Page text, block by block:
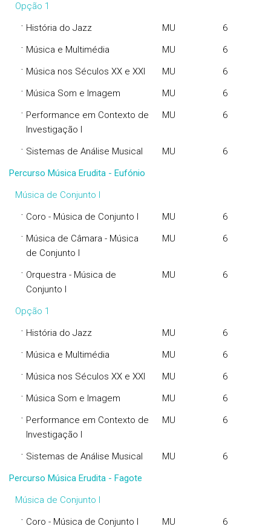
Opção 1
· História do Jazz MU 6
· Música e Multimédia MU 6
· Música nos Séculos XX e XXI MU 6
· Música Som e Imagem MU 6
· Performance em Contexto de
Investigação I
MU 6
· Sistemas de Análise Musical MU
6
Percurso Música Erudita - Eufónio
Música de Conjunto I
· Coro - Música de Conjunto I MU 6
· Música de Câmara - Música
de Conjunto I
MU 6
· Orquestra - Música de
Conjunto I
MU 6
Opção 1
· História do Jazz MU 6
· Música e Multimédia MU 6
· Música nos Séculos XX e XXI MU 6
· Música Som e Imagem MU 6
· Performance em Contexto de
Investigação I
MU 6
· Sistemas de Análise Musical MU
6
Percurso Música Erudita - Fagote
Música de Conjunto I
· Coro - Música de Conjunto I MU 6